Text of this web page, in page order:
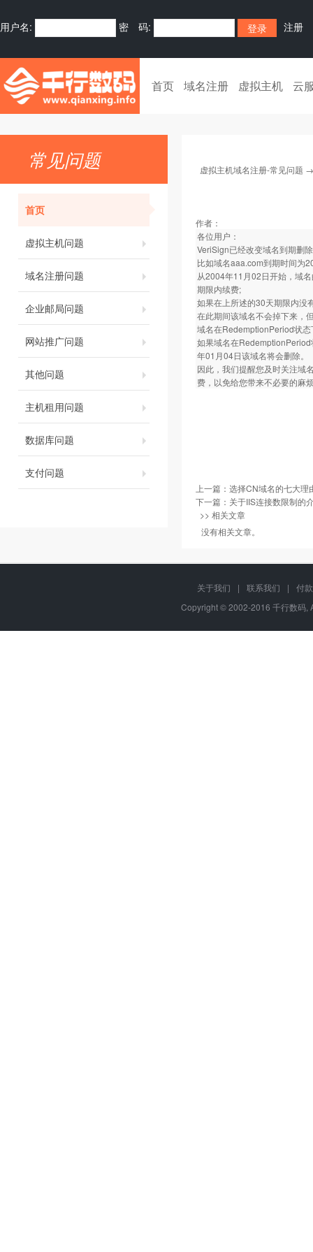
用户名: 密 码: 注册
首页 域名注册 虚拟主机 云
常见问题
首页
虚拟主机问题
域名注册问题
企业邮局问题
网站推广问题
其他问题
主机租用问题
数据库问题
支付问题
虚拟主机域名注册-常见问题
作者：
各位用户：
VeriSign已经改变域名到期删
比如域名aaa.com到期时间为
从2004年11月02日开始，域
期限内续费;
如果在上所述的30天期限内没
在此期间该域名不会掉下来，
域名在RedemptionPeriod状
如果域名在
年01月04日该域名将会删除。
因此，我们提醒您及时关注域
费，以免给您带来不必要的麻
上一篇： 选择CN域名的七大理
下一篇： 关于IIS连接数限制的
>> 相关文章
没有相关文章。
关于我们 | 联系我们 |
付
Copyright © 2002-2016 千行数码